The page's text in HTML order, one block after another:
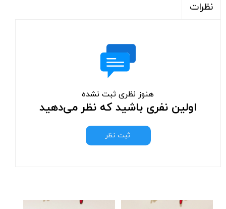
نظرات
هنوز نظری ثبت نشده
اولین نفری باشید که نظر می‌دهید
ثبت نظر